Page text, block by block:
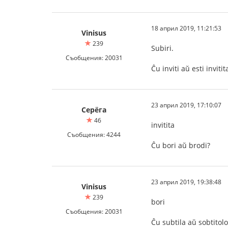
Vinisus
239
Съобщения: 20031
18 април 2019, 11:21:53
Subiri.
Ĉu inviti aŭ esti
Серёга
46
Съобщения: 4244
23 април 2019, 17:10:07
invitita
Ĉu bori aŭ brodi?
Vinisus
239
Съобщения: 20031
23 април 2019, 19:38:48
bori
Ĉu subtila aŭ